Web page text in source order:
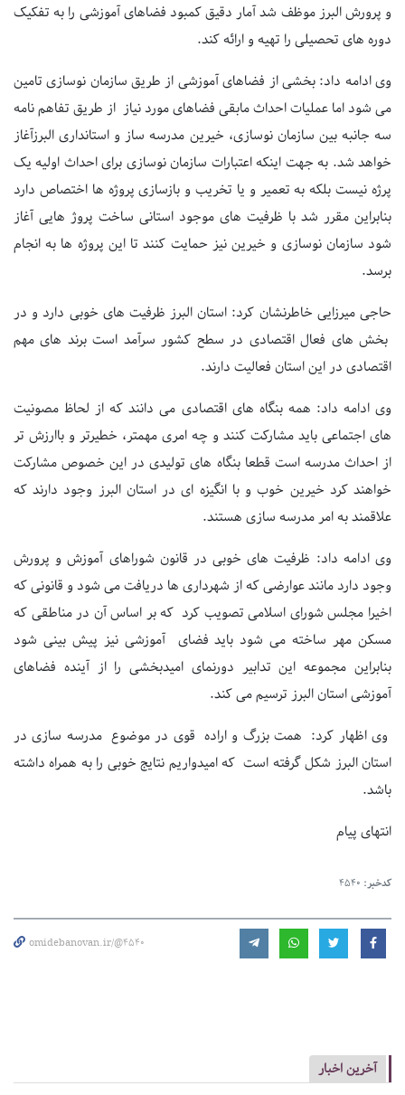
و پرورش البرز موظف شد آمار دقیق کمبود فضاهای آموزشی را به تفکیک
دوره های تحصیلی را تهیه و ارائه کند.
وی ادامه داد: بخشی از فضاهای آموزشی از طریق سازمان نوسازی تامین
می شود اما عملیات احداث مابقی فضاهای مورد نیاز از طریق تفاهم نامه
سه جانبه بین سازمان نوسازی، خیرین مدرسه ساز و استانداری البرزآغاز
خواهد شد. به جهت اینکه اعتبارات سازمان نوسازی برای احداث اولیه یک
پرژه نیست بلکه به تعمیر و یا تخریب و بازسازی پروژه ها اختصاص دارد
بنابراین مقرر شد با ظرفیت های موجود استانی ساخت پروژ هایی آغاز
شود سازمان نوسازی و خیرین نیز حمایت کنند تا این پروژه ها به انجام
برسد.
حاجی میرزایی خاطرنشان کرد: استان البرز ظرفیت های خوبی دارد و در
بخش های فعال اقتصادی در سطح کشور سرآمد است برند های مهم
اقتصادی در این استان فعالیت دارند.
وی ادامه داد: همه بنگاه های اقتصادی می دانند که از لحاظ مصونیت
های اجتماعی باید مشارکت کنند و چه امری مهمتر، خطیرتر و باارزش تر
از احداث مدرسه است قطعا بنگاه های تولیدی در این خصوص مشارکت
خواهند کرد خیرین خوب و با انگیزه ای در استان البرز وجود دارند که
علاقمند به امر مدرسه سازی هستند.
وی ادامه داد: ظرفیت های خوبی در قانون شوراهای آموزش و پرورش
وجود دارد مانند عوارضی که از شهرداری ها دریافت می شود و قانونی که
اخیرا مجلس شورای اسلامی تصویب کرد که بر اساس آن در مناطقی که
مسکن مهر ساخته می شود باید فضای آموزشی نیز پیش بینی شود
بنابراین مجموعه این تدابیر دورنمای امیدبخشی را از آینده فضاهای
آموزشی استان البرز ترسیم می کند.
وی اظهار کرد: همت بزرگ و اراده قوی در موضوع مدرسه سازی در
استان البرز شکل گرفته است که امیدواریم نتایج خوبی را به همراه داشته
باشد.
انتهای پیام
کدخبر: 4540
omidebanovan.ir/@4540
آخرین اخبار